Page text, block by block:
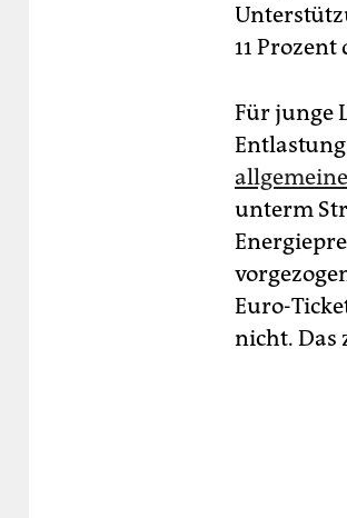
11
Für junge
unterm
Euro-
nicht. Das